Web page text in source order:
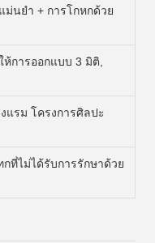
ม่นยํา + การโกหกด้วย
การออกแบบ 3 มิติ,
แรม โครงการศิลปะ
ที่ไม่ได้รับการรักษาด้วย